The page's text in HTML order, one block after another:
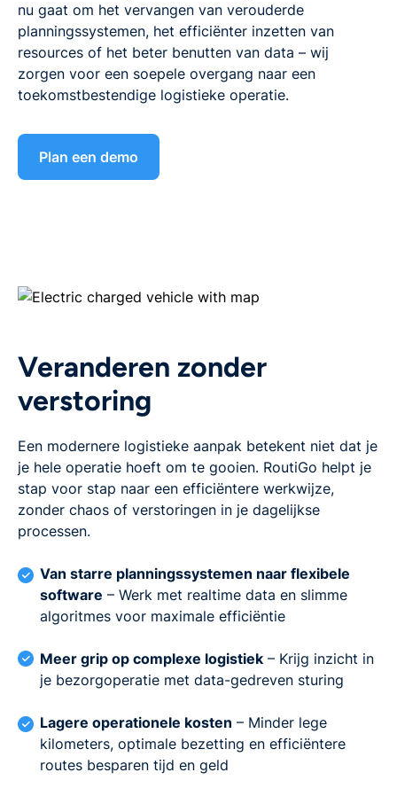
nu gaat om het vervangen van verouderde
planningssystemen, het efficiënter inzetten van
resources of het beter benutten van data – wij
zorgen voor een soepele overgang naar een
toekomstbestendige logistieke operatie.
Plan een demo
Veranderen zonder
verstoring
Een modernere logistieke aanpak betekent niet dat je
je hele operatie hoeft om te gooien. RoutiGo helpt je
stap voor stap naar een efficiëntere werkwijze,
zonder chaos of verstoringen in je dagelijkse
processen.
Van starre planningssystemen naar flexibele
software – Werk met realtime data en slimme
algoritmes voor maximale efficiëntie
Meer grip op complexe logistiek – Krijg inzicht in
je bezorgoperatie met data-gedreven sturing
Lagere operationele kosten – Minder lege
kilometers, optimale bezetting en efficiëntere
routes besparen tijd en geld